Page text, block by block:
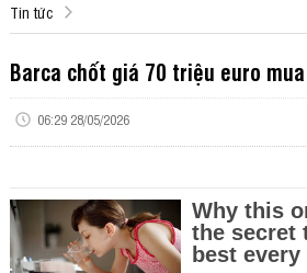
Tin tức
Barca chốt giá 70 triệu euro
06:29 28/05/2026